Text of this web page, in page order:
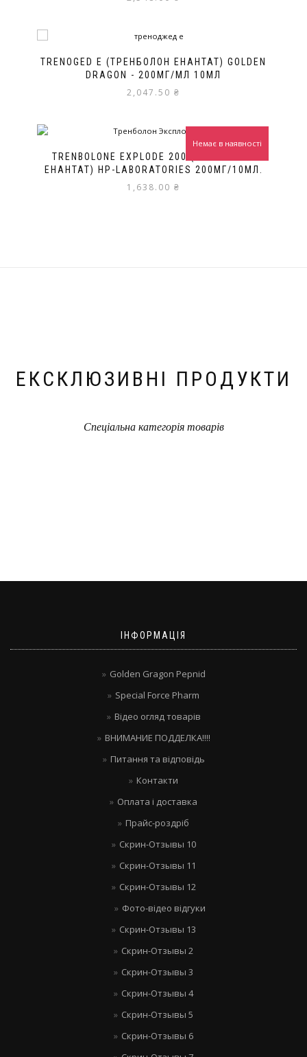
TRENOGED E (ТРЕНБОЛОН ЕНАНТАТ) GOLDEN
DRAGON - 200МГ/МЛ 10МЛ
2,047.50 ₴
TRENBOLONE EXPLODE 200 (ТРЕНБОЛОН
ЕНАНТАТ) НР-LABORATORIES 200МГ/10МЛ.
1,638.00 ₴
Немає в наявності
ЕКСКЛЮЗИВНІ ПРОДУКТИ
Спеціальна категорія товарів
ІНФОРМАЦІЯ
Golden Gragon Pepnid
Special Force Pharm
Відео огляд товарів
ВНИМАНИЕ ПОДДЕЛКА!!!!
Питання та відповідь
Контакти
Оплата і доставка
Прайс-роздріб
Скрин-Отзывы 10
Скрин-Отзывы 11
Скрин-Отзывы 12
Фото-відео відгуки
Скрин-Отзывы 13
Скрин-Отзывы 2
Скрин-Отзывы 3
Скрин-Отзывы 4
Скрин-Отзывы 5
Скрин-Отзывы 6